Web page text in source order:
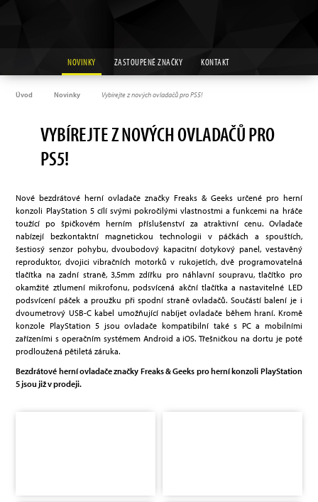
NOVINKY ZASTOUPENÉ ZNAČKY KONTAKT
Úvod Novinky Vybírejte z nových ovladačů pro PS5!
VYBÍREJTE Z NOVÝCH OVLADAČŮ PRO
PS5!
Nové bezdrátové herní ovladače značky Freaks & Geeks určené pro herní
konzoli PlayStation 5 cílí svými pokročilými vlastnostmi a funkcemi na hráče
toužící po špičkovém herním příslušenství za atraktivní cenu. Ovladače
nabízejí bezkontaktní magnetickou technologii v páčkách a spouštích,
šestiosý senzor pohybu, dvoubodový kapacitní dotykový panel, vestavěný
reproduktor, dvojici vibračních motorků v rukojetích, dvě programovatelná
tlačítka na zadní straně, 3,5mm zdířku pro náhlavní soupravu, tlačítko pro
okamžité ztlumení mikrofonu, podsvícená akční tlačítka a nastavitelné LED
podsvícení páček a proužku při spodní straně ovladačů. Součástí balení je i
dvoumetrový USB-C kabel umožňující nabíjet ovladače během hraní. Kromě
konzole PlayStation 5 jsou ovladače kompatibilní také s PC a mobilními
zařízeními s operačním systémem Android a iOS. Třešničkou na dortu je poté
prodloužená pětiletá záruka.
Bezdrátové herní ovladače značky Freaks & Geeks pro herní konzoli PlayStation
5 jsou již v prodeji.